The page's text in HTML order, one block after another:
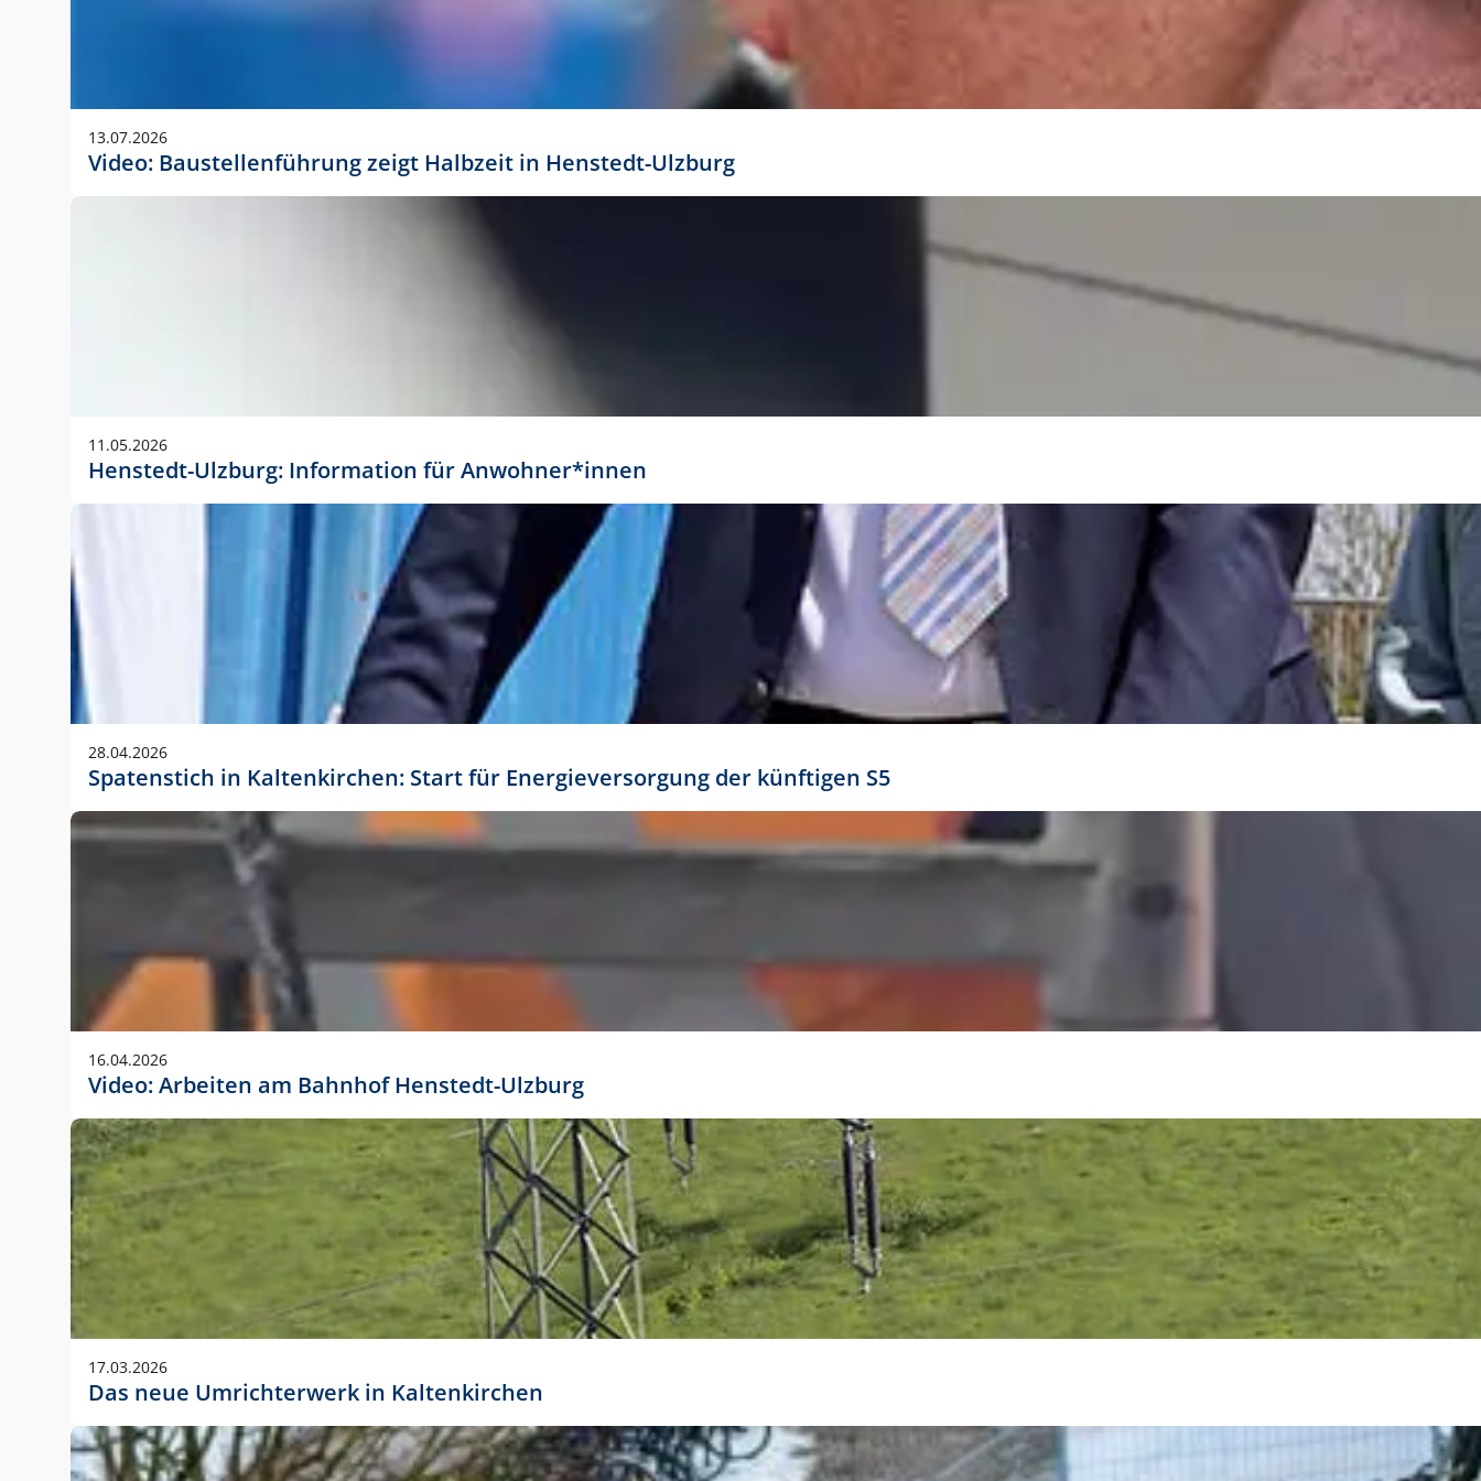
Anwendungsgröße im Layout:
Die Logohöhe beträgt 4 – 10 % der jeweiligen Formathöhe. Daraus ergeben sich für gängige Formate
folgende fest definierte Anwendungsgrößen im Layout:
DIN A3 – 15 mm hoch (5 %)
DIN A1 – 39 mm hoch (5 %)
DIN lang – 10 mm hoch (5 %)
1080 x 1080 px – 78 px hoch (7 %)
In Ausnahmefällen darf das Logo jedoch auch größer oder kleiner gesetzt werden. Dazu bedarf es jedoch
stets der vorherigen Absprache mit der Marketingabteilung.
13.07.2026
Video: Baustellenführung zeigt Halbzeit in Henstedt-Ulzburg
11.05.2026
Henstedt-Ulzburg: Information für Anwohner*innen
28.04.2026
Spatenstich in Kaltenkirchen: Start für Energieversorgung der künftigen S5
16.04.2026
Video: Arbeiten am Bahnhof Henstedt-Ulzburg
17.03.2026
Das neue Umrichterwerk in Kaltenkirchen